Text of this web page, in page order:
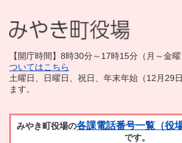
【開庁時間】8時30分～17時15分（月～金
ついてはこちら
土曜日、日曜日、祝日、年末年始（12月29
ます。
みやき町役場の各課電話番号一覧（役
です。